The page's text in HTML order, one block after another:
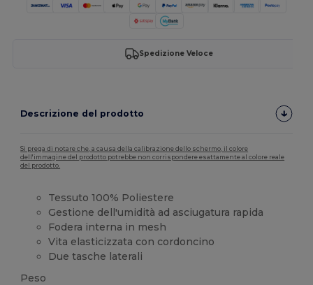
Spedizione Veloce
Descrizione del prodotto
Si prega di notare che, a causa della calibrazione dello schermo, il colore
dell'immagine del prodotto potrebbe non corrispondere esattamente al colore reale
del prodotto.
Tessuto 100% Poliestere
Gestione dell'umidità ad asciugatura rapida
Fodera interna in mesh
Vita elasticizzata con cordoncino
Due tasche laterali
Peso